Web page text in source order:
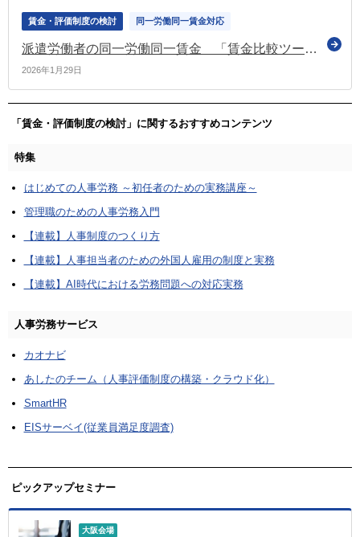
賃金・評価制度の検討 同一労働同一賃金対応
派遣労働者の同一労働同一賃金 「賃金比較ツール」・「労使協定のイメージ」などを更新・公開（厚労省）
2026年1月29日
「賃金・評価制度の検討」に関するおすすめコンテンツ
特集
はじめての人事労務 ～初任者のための実務講座～
管理職のための人事労務入門
【連載】人事制度のつくり方
【連載】人事担当者のための外国人雇用の制度と実務
【連載】AI時代における労務問題への対応実務
人事労務サービス
カオナビ
あしたのチーム（人事評価制度の構築・クラウド化）
SmartHR
EISサーベイ(従業員満足度調査)
ピックアップセミナー
大阪会場